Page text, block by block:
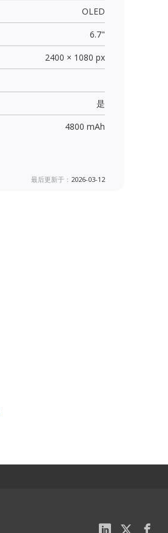
OLED
6.7"
2400 × 1080 px
是
4800 mAh
最后更新于： 2026-03-12